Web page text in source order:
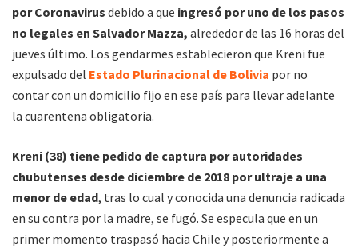
por Coronavirus debido a que ingresó por uno de los pasos
no legales en Salvador Mazza, alrededor de las 16 horas del
jueves último. Los gendarmes establecieron que Kreni fue
expulsado del Estado Plurinacional de Bolivia por no
contar con un domicilio fijo en ese país para llevar adelante
la cuarentena obligatoria.
Kreni (38) tiene pedido de captura por autoridades
chubutenses desde diciembre de 2018 por ultraje a una
menor de edad, tras lo cual y conocida una denuncia radicada
en su contra por la madre, se fugó. Se especula que en un
primer momento traspasó hacia Chile y posteriormente a